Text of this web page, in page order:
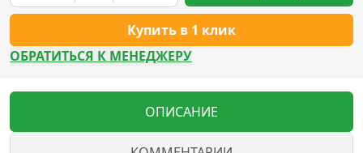
Купить в 1 клик
ОБРАТИТЬСЯ К МЕНЕДЖЕРУ
ОПИСАНИЕ